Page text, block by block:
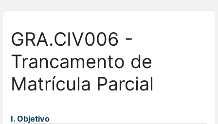
GRA.CIV006 -
Trancamento de
Matrícula Parcial
I. Objetivo